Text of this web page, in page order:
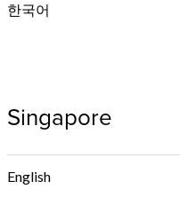
한국어
Singapore
English